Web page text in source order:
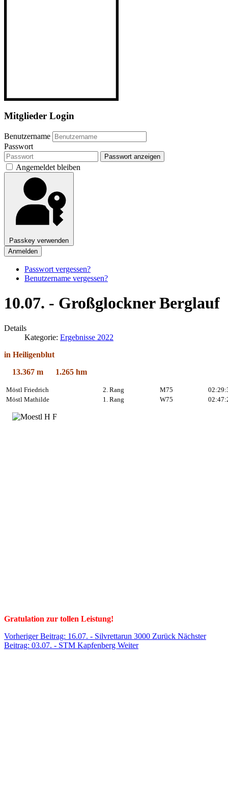
Mitglieder Login
Benutzername
Passwort
Passwort anzeigen
Angemeldet bleiben
Passkey verwenden
Anmelden
Passwort vergessen?
Benutzername vergessen?
10.07. - Großglockner Berglauf
Details
Kategorie: Ergebnisse 2022
in Heiligenblut
13.367 m 1.265 hm
Möstl Friedrich 2. Rang M75
Möstl Mathilde
1. Rang W75
Gratulation zur tollen Leistung!
Vorheriger Beitrag: 16.07. - Silvrettarun 3000 Zurück Nächster
Beitrag: 03.07. - STM Kapfenberg Weiter